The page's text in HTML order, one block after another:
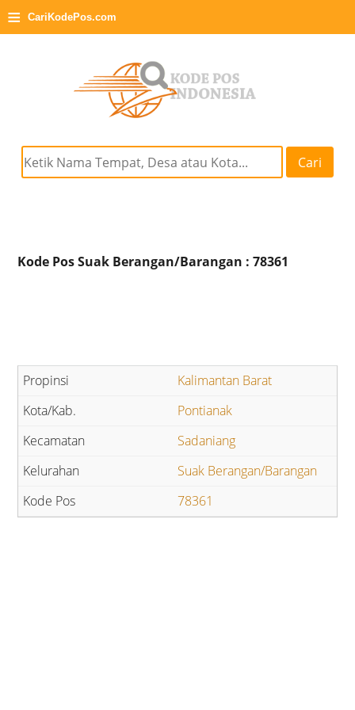
≡ CariKodePos.com
Cari
Kode Pos Suak Berangan/Barangan : 78361
Kalimantan Barat
Pontianak
Sadaniang
Suak Berangan/Barangan
78361